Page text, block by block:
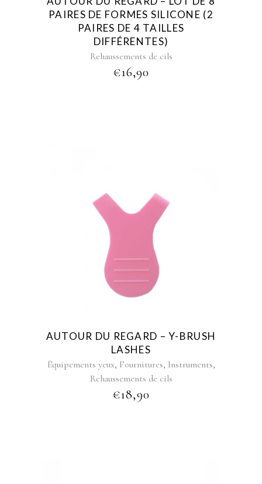
PAIRES DE FORMES SILICONE (2
PAIRES DE 4 TAILLES
DIFFÉRENTES)
Rehaussements de cils
€16,90
AUTOUR DU REGARD – Y-BRUSH
LASHES
Équipements yeux, Fournitures, Instruments,
Rehaussements de cils
€18,90